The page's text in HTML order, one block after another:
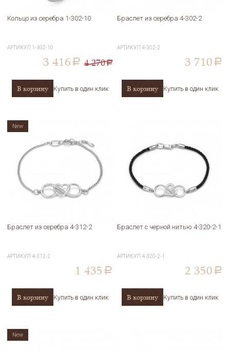
Кольцо из серебра 1-302-10
АРТИКУЛ 1-302-10
3 416 a 4 270a
В корзину Купить в один клик
Браслет из серебра 4-302-2
АРТИКУЛ 4-302-2
3 710 a
В корзину Купить в один клик
Браслет из серебра 4-312-2
АРТИКУЛ 4-312-2
1 435 a
В корзину Купить в один клик
New
Браслет с черной нитью 4-320-2-1
АРТИКУЛ 4-320-2-1
2 350 a
В корзину Купить в один клик
New